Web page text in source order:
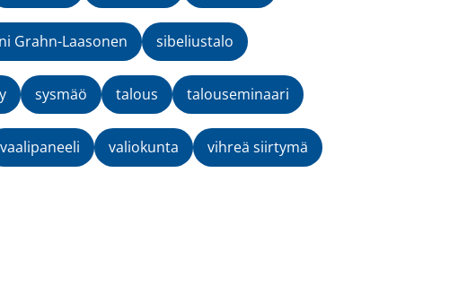
Grahn-Laasonen sibeliustalo
sysmäö talous talouseminaari
vaalipaneeli valiokunta vihreä siirtymä